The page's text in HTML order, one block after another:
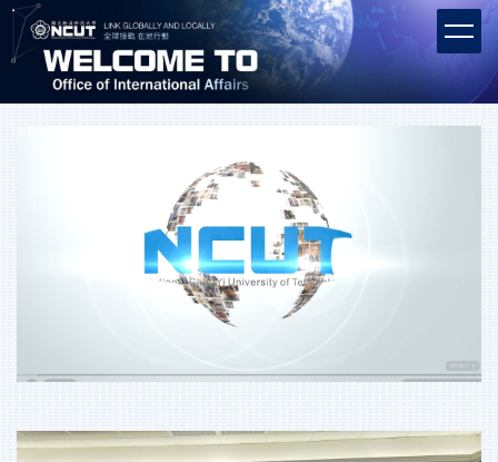
跳
到
主
內